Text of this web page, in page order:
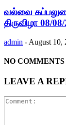
வல்வை
திருவிழா 08/
admin - August 10,
NO COMMENTS
LEAVE A